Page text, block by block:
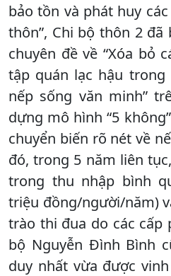
bảo tồn và phát huy
thôn”, Chi bộ thôn 2
chuyên đề về “Xóa bỏ
tập quán lạc hậu
nếp sống văn minh”
dựng mô hình “5
chuyển biến rõ nét về
đó, trong 5 năm liên
trong thu nhập bình
triệu đồng/người/năm)
trào thi đua do các cấp
bộ Nguyễn Đình Bình
duy nhất vừa được